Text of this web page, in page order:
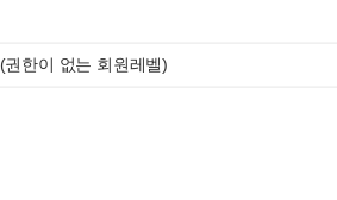
(권한이 없는 회원레벨)